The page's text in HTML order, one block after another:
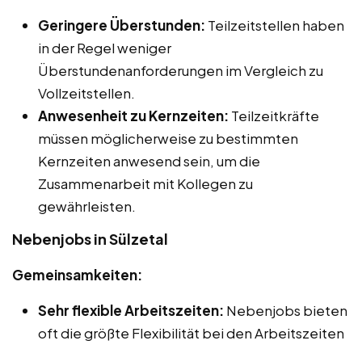
Geringere Überstunden: Teilzeitstellen haben
in der Regel weniger
Überstundenanforderungen im Vergleich zu
Vollzeitstellen.
Anwesenheit zu Kernzeiten: Teilzeitkräfte
müssen möglicherweise zu bestimmten
Kernzeiten anwesend sein, um die
Zusammenarbeit mit Kollegen zu
gewährleisten.
Nebenjobs in Sülzetal
Gemeinsamkeiten:
Sehr flexible Arbeitszeiten: Nebenjobs bieten
oft die größte Flexibilität bei den Arbeitszeiten